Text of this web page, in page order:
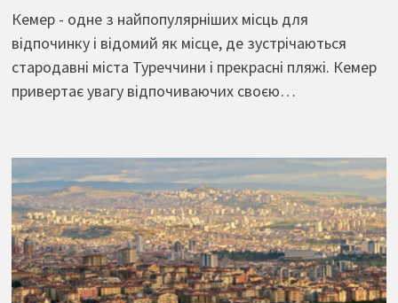
Кемер - одне з найпопулярніших місць для
відпочинку і відомий як місце, де зустрічаються
стародавні міста Туреччини і прекрасні пляжі. Кемер
привертає увагу відпочиваючих своєю…